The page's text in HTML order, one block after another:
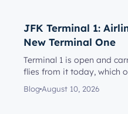
JFK Terminal 1:
New Terminal One
Terminal 1 is open and
flies from it today, which
have happe...
Blog August 10, 2026